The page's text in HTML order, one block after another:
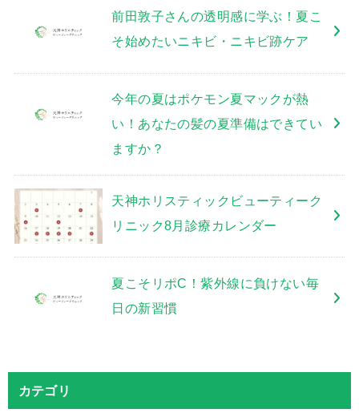
前田敦子さんの透明感に学ぶ！夏こ
そ始めたいニキビ・ニキビ跡ケア
今年の夏はポケモン夏マックが熱
い！あなたの髪の夏準備はできてい
ますか？
天神ホリスティックビューティーク
リニック8月診療カレンダー
夏こそリポC！紫外線に負けない毎
日の新習慣
カテゴリ